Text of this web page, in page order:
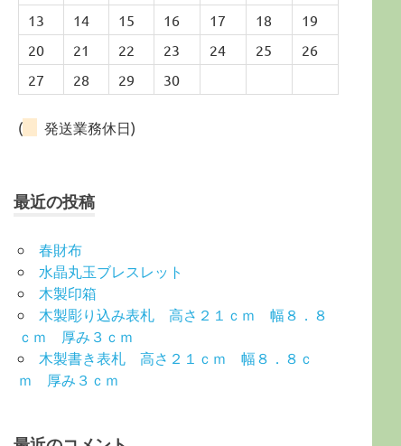
13
14 15 16 17 18
19
20
21 22 23 24 25
26
27
28 29 30
( 発送業務休日)
最近の投稿
春財布
水晶丸玉ブレスレット
木製印箱
木製彫り込み表札 高さ２１ｃｍ 幅８．８
ｃｍ 厚み３ｃｍ
木製書き表札 高さ２１ｃｍ 幅８．８ｃ
ｍ 厚み３ｃｍ